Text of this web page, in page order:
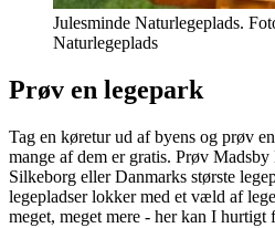
Julesminde Naturlegeplads.
Naturlegeplads
Prøv en legepark
Tag en køretur ud af byens og prøv
mange af dem er gratis. Prøv
Silkeborg eller Danmarks største
legepladser lokker med et væld af
meget, meget mere - her kan I hurtigt